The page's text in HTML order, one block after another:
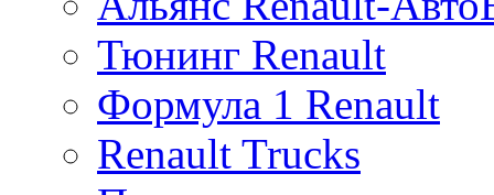
Тюнинг Renault
Формула 1 Renault
Renault Trucks